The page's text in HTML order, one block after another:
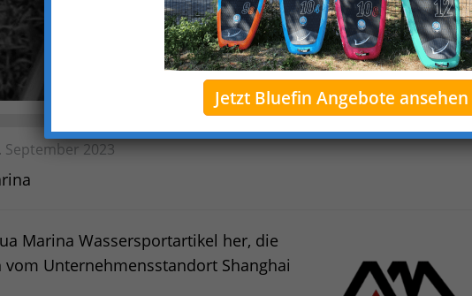
2023
Marina Wassersportartikel her, die
Unternehmensstandort Shanghai
Jetzt Bluefin Angebote ansehen